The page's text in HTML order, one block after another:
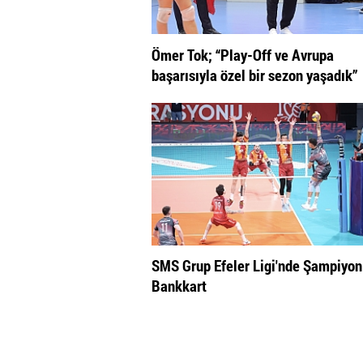
Ömer Tok; “Play-Off ve Avrupa
başarısıyla özel bir sezon yaşadık”
SMS Grup Efeler Ligi'nde
Bankkart